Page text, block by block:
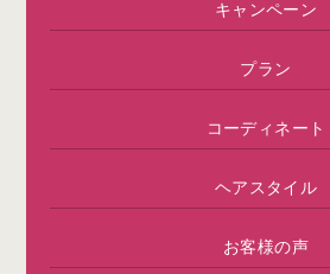
キャンペーン
プラン
コーディネート
ヘアスタイル
お客様の声